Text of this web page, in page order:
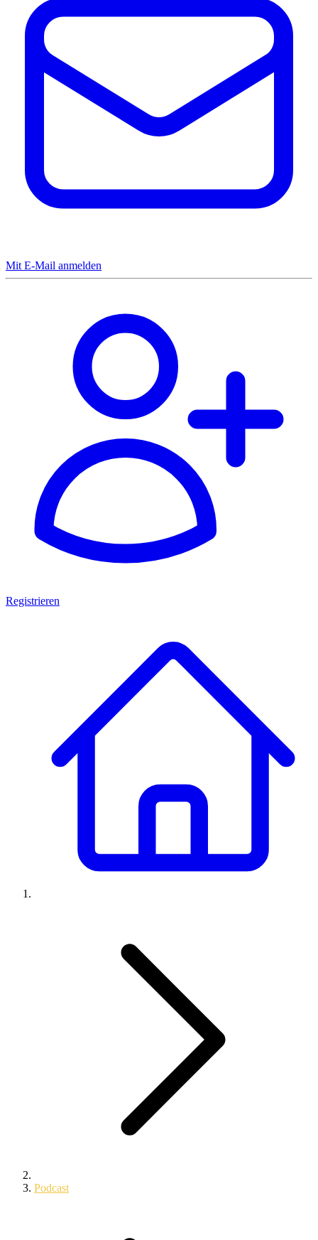
Mit E-Mail anmelden
Registrieren
Podcast